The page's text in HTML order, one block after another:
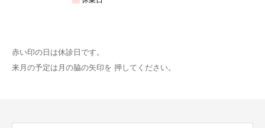
赤い印の日は休診日です。
来月の予定は月の脇の矢印を 押してください。